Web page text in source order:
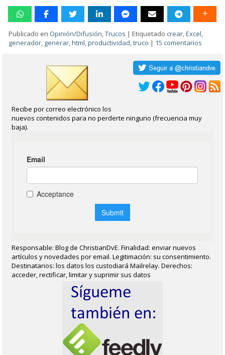
Publicado en Opinión/Difusión,Trucos |Etiquetado crear,Excel,
generador, generar,html,productividad,truco | 15 comentarios
Recibe por correo electrónico los
nuevos contenidos para no perderte ninguno (frecuencia muy
baja).
Responsable: Blog de ChristianDvE. Finalidad: enviar nuevos
artículos y novedades por email. Legitimación: su consentimiento.
Destinatarios: los datos los custodiará Mailrelay. Derechos:
acceder, rectificar, limitar y suprimir sus datos